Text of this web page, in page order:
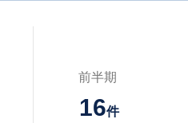
前半期
16件